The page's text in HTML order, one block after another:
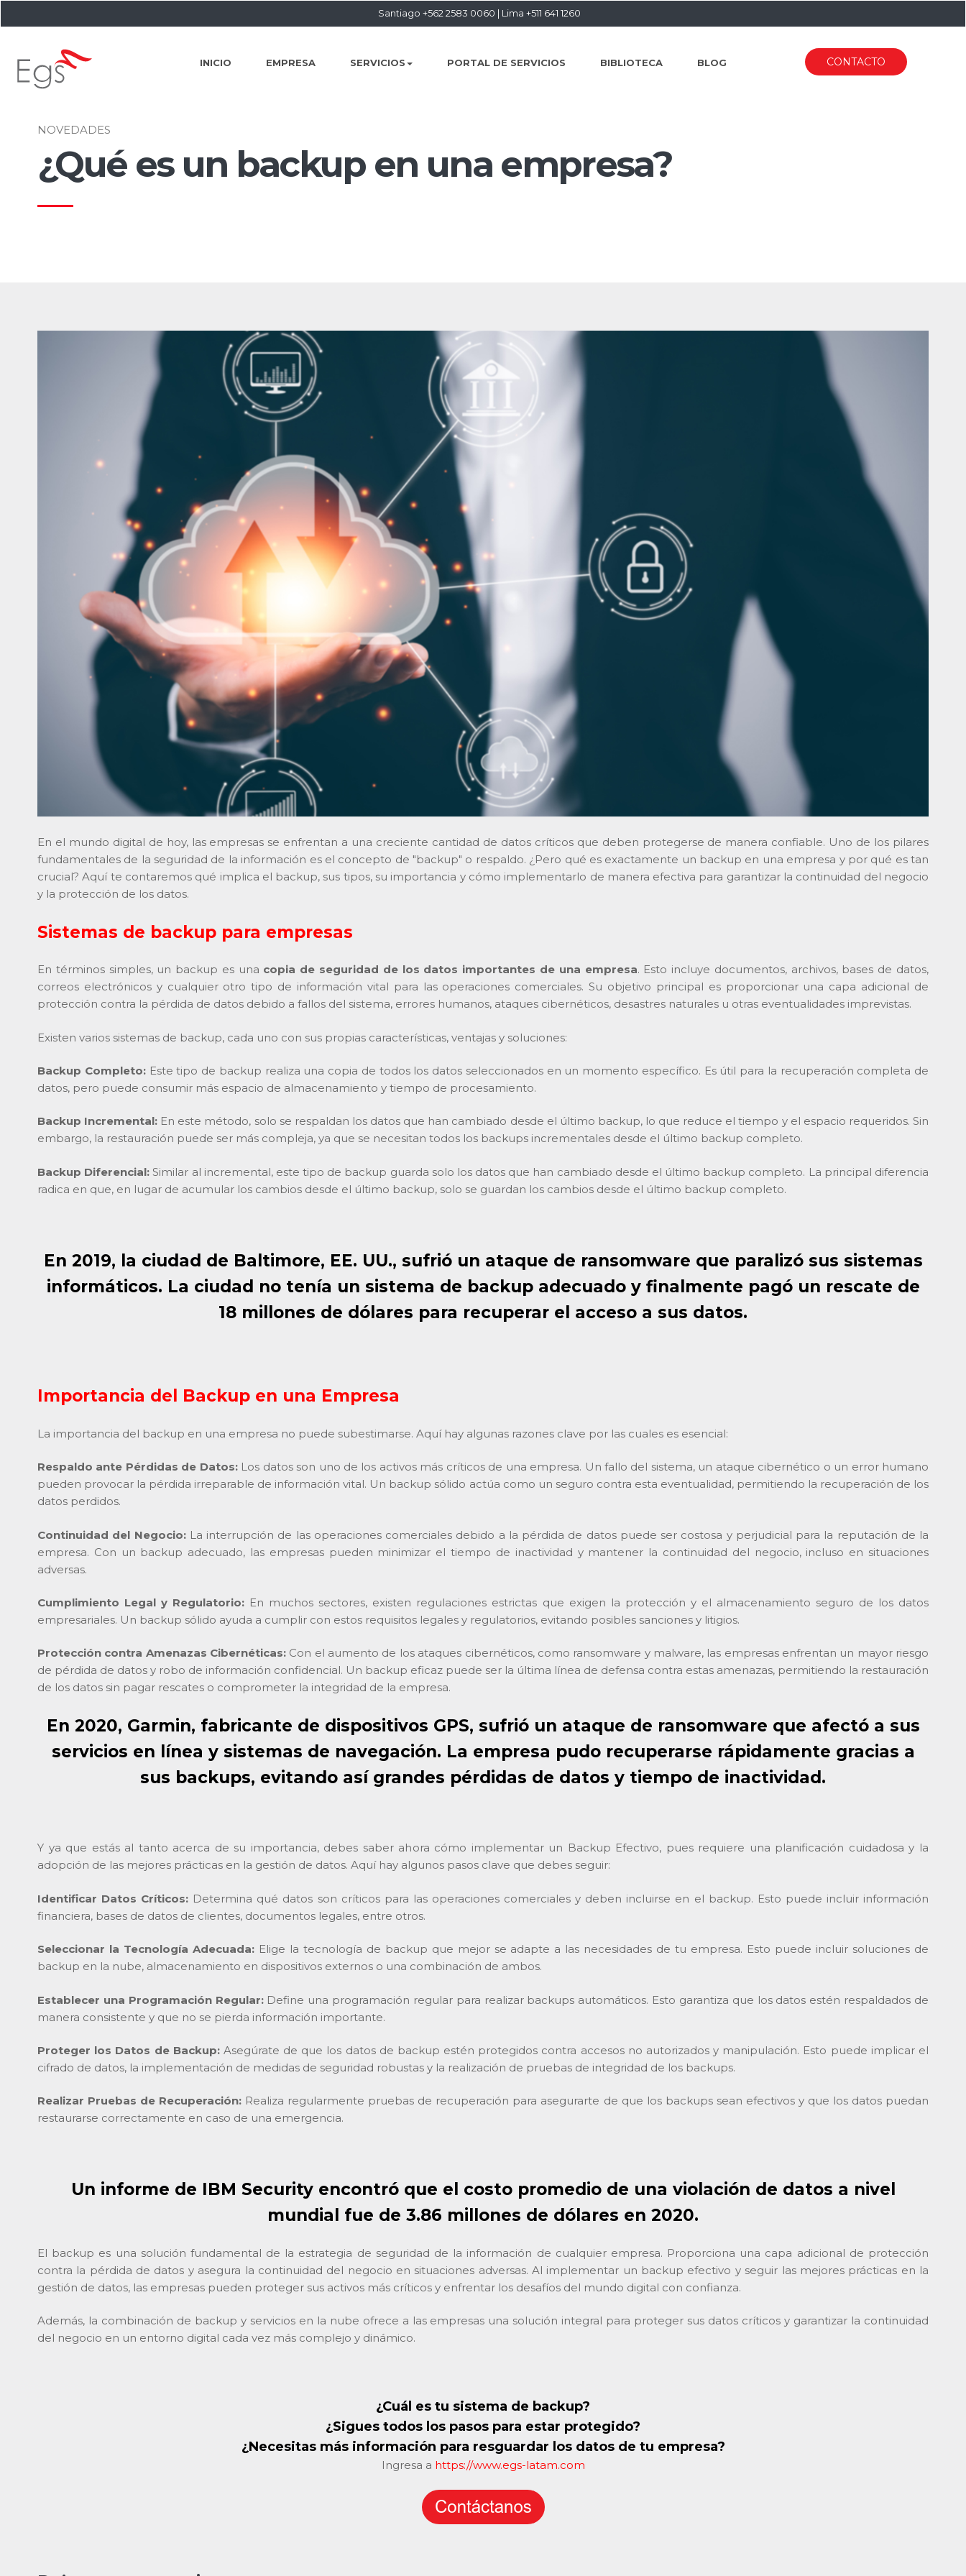
Santiago +562 2583 0060 Lima +511 641 1260
INICIO EMPRESA SERVICIOS PORTAL DE SERVICIOS BIBLIOTECA BLOG CONTACTO
NOVEDADES
¿Qué es un backup en una empresa?
En el mundo digital de hoy, las empresas se enfrentan a una creciente cantidad de datos críticos que deben protegerse de manera confiable. Uno de los pilares
fundamentales de la seguridad de la información es el concepto de "backup" o respaldo. ¿Pero qué es exactamente un backup en una empresa y por qué es tan
crucial? Aquí te contaremos qué implica el backup, sus tipos, su importancia y cómo implementarlo de manera efectiva para garantizar la continuidad del negocio
y la protección de los datos.
Sistemas de backup para empresas
En términos simples, un backup es una copia de seguridad de los datos importantes de una empresa. Esto incluye documentos, archivos, bases de datos,
correos electrónicos y cualquier otro tipo de información vital para las operaciones comerciales. Su objetivo principal es proporcionar una capa adicional de
protección contra la pérdida de datos debido a fallos del sistema, errores humanos, ataques cibernéticos, desastres naturales u otras eventualidades imprevistas.
Existen varios sistemas de backup, cada uno con sus propias características, ventajas y soluciones:
Backup Completo:Este tipo de backup realiza una copia de todos los datos seleccionados en un momento específico. Es útil para la recuperación completa de
datos, pero puede consumir más espacio de almacenamiento y tiempo de procesamiento.
Backup Incremental: En este método, solo se respaldan los datos que han cambiado desde el último backup, lo que reduce el tiempo y el espacio requeridos. Sin
embargo, la restauración puede ser más compleja, ya que se necesitan todos los backups incrementales desde el último backup completo.
Backup Diferencial: Similar al incremental, este tipo de backup guarda solo los datos que han cambiado desde el último backup completo. La principal diferencia
radica en que, en lugar de acumular los cambios desde el último backup, solo se guardan los cambios desde el último backup completo.
En 2019, la ciudad de Baltimore, EE. UU., sufrió un ataque de ransomware que paralizó sus sistemas
informáticos. La ciudad no tenía un sistema de backup adecuado y finalmente pagó un rescate de
18 millones de dólares para recuperar el acceso a sus datos.
Importancia del Backup en una Empresa
La importancia del backup en una empresa no puede subestimarse. Aquí hay algunas razones clave por las cuales es esencial:
Respaldo ante Pérdidas de Datos:Los datos son uno de los activos más críticos de una empresa. Un fallo del sistema, un ataque cibernético o un error humano
pueden provocar la pérdida irreparable de información vital. Un backup sólido actúa como un seguro contra esta eventualidad, permitiendo la recuperación de los
datos perdidos.
Continuidad del Negocio:La interrupción de las operaciones comerciales debido a la pérdida de datos puede ser costosa y perjudicial para la reputación de la
empresa. Con un backup adecuado, las empresas pueden minimizar el tiempo de inactividad y mantener la continuidad del negocio, incluso en situaciones
adversas.
Cumplimiento Legal y Regulatorio: En muchos sectores, existen regulaciones estrictas que exigen la protección y el almacenamiento seguro de los datos
empresariales. Un backup sólido ayuda a cumplir con estos requisitos legales y regulatorios, evitando posibles sanciones y litigios.
Protección contra Amenazas Cibernéticas: Con el aumento de los ataques cibernéticos, como ransomware y malware, las empresas enfrentan un mayor riesgo
de pérdida de datos y robo de información confidencial. Un backup eficaz puede ser la última línea de defensa contra estas amenazas, permitiendo la restauración
de los datos sin pagar rescates o comprometer la integridad de la empresa.
En 2020, Garmin, fabricante de dispositivos GPS, sufrió un ataque de ransomware que afectó a sus
servicios en línea y sistemas de navegación. La empresa pudo recuperarse rápidamente gracias a
sus backups, evitando así grandes pérdidas de datos y tiempo de inactividad.
Y ya que estás al tanto acerca de su importancia, debes saber ahora cómo implementar un Backup Efectivo, pues requiere una planificación cuidadosa y la
adopción de las mejores prácticas en la gestión de datos. Aquí hay algunos pasos clave que debes seguir:
Identificar Datos Críticos: Determina qué datos son críticos para las operaciones comerciales y deben incluirse en el backup. Esto puede incluir información
financiera, bases de datos de clientes, documentos legales, entre otros.
Seleccionar la Tecnología Adecuada:Elige la tecnología de backup que mejor se adapte a las necesidades de tu empresa. Esto puede incluir soluciones de
backup en la nube, almacenamiento en dispositivos externos o una combinación de ambos.
Establecer una Programación Regular:Define una programación regular para realizar backups automáticos. Esto garantiza que los datos estén respaldados de
manera consistente y que no se pierda información importante.
Proteger los Datos de Backup:Asegúrate de que los datos de backup estén protegidos contra accesos no autorizados y manipulación. Esto puede implicar el
cifrado de datos, la implementación de medidas de seguridad robustas y la realización de pruebas de integridad de los backups.
Realizar Pruebas de Recuperación: Realiza regularmente pruebas de recuperación para asegurarte de que los backups sean efectivos y que los datos puedan
restaurarse correctamente en caso de una emergencia.
Un informe de IBM Security encontró que el costo promedio de una violación de datos a nivel
mundial fue de 3.86 millones de dólares en 2020.
El backup es una solución fundamental de la estrategia de seguridad de la información de cualquier empresa. Proporciona una capa adicional de protección
contra la pérdida de datos y asegura la continuidad del negocio en situaciones adversas. Al implementar un backup efectivo y seguir las mejores prácticas en la
gestión de datos, las empresas pueden proteger sus activos más críticos y enfrentar los desafíos del mundo digital con confianza.
Además, la combinación de backup y servicios en la nube ofrece a las empresas una solución integral para proteger sus datos críticos y garantizar la continuidad
del negocio en un entorno digital cada vez más complejo y dinámico.
¿Cuál es tu sistema de backup?
¿Sigues todos los pasos para estar protegido?
¿Necesitas más información para resguardar los datos de tu empresa?
Ingresa a https://www.egs-latam.com